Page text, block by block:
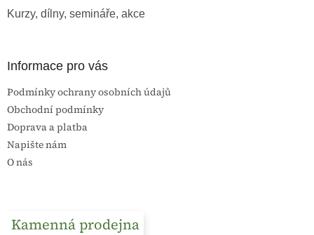
Kurzy, dílny, semináře, akce
Informace pro vás
Podmínky ochrany osobních údajů
Obchodní podmínky
Doprava a platba
Napište nám
O nás
Kamenná prodejna